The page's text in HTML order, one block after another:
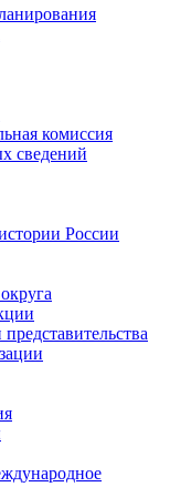
комиссия
сведений
России